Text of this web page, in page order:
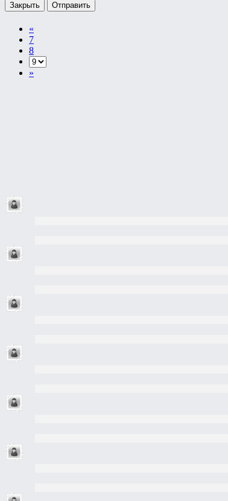
Закрыть Отправить
«
7
8
»